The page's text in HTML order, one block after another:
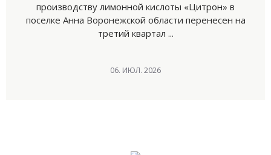
производству лимонной кислоты «Цитрон» в
поселке Анна Воронежской области перенесен на
третий квартал ...
06. ИЮЛ. 2026